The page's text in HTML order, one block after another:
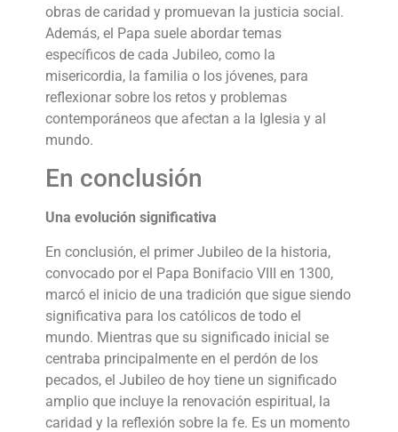
obras de caridad y promuevan la justicia social.
Además, el Papa suele abordar temas
específicos de cada Jubileo, como la
misericordia, la familia o los jóvenes, para
reflexionar sobre los retos y problemas
contemporáneos que afectan a la Iglesia y al
mundo.
En conclusión
Una evolución significativa
En conclusión, el primer Jubileo de la historia,
convocado por el Papa Bonifacio VIII en 1300,
marcó el inicio de una tradición que sigue siendo
significativa para los católicos de todo el
mundo. Mientras que su significado inicial se
centraba principalmente en el perdón de los
pecados, el Jubileo de hoy tiene un significado
amplio que incluye la renovación espiritual, la
caridad y la reflexión sobre la fe. Es un momento